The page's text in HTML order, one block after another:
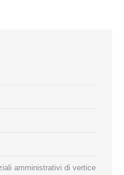
amministrativi di vertice